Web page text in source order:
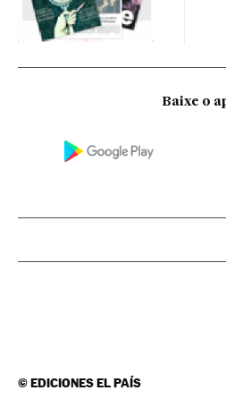
Baixe o
©EDICIONES EL PAÍS